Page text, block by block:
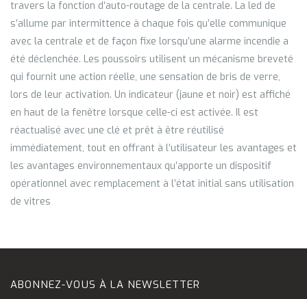
travers la fonction d’auto-routage de la centrale. La led de
s’allume par intermittence à chaque fois qu’elle communique
avec la centrale et de façon fixe lorsqu’une alarme incendie a
été déclenchée. Les poussoirs utilisent un mécanisme breveté
qui fournit une action réelle, une sensation de bris de verre,
lors de leur activation. Un indicateur (jaune et noir) est affiché
en haut de la fenêtre lorsque celle-ci est activée. Il est
réactualisé avec une clé et prêt à être réutilisé
immédiatement, tout en offrant à l’utilisateur les avantages et
les avantages environnementaux qu’apporte un dispositif
opérationnel avec remplacement à l’état initial sans utilisation
de vitres
ABONNEZ-VOUS À LA NEWSLETTER